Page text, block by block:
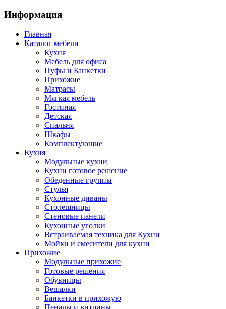
Информация
Главная
Каталог мебели
Кухня
Мебель для офиса
Пуфы и Банкетки
Прихожие
Матрасы
Мягкая мебель
Гостиная
Детская
Спальня
Шкафы
Комплектующие
Кухня
Модульные кухни
Кухни готовое решение
Обеденные группы
Стулья
Кухонные диваны
Столешницы
Стеновые панели
Кухонные уголки
Встраиваемая техника для Кухни
Мойки и смесители для кухни
Прихожие
Модульные прихожие
Готовые решения
Обувницы
Вешалки
Банкетки в прихожую
Пеналы и витрины